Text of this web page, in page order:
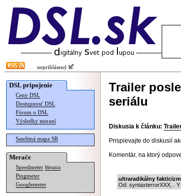
neprihlásený
DSL pripojenie
Ceny DSL
Dostupnosť DSL
Fórum o DSL
Výsledky meraní
Satelitná mapa SR
Merače
Speedmeter Merania
Pingmeter
Googlemeter
Trailer
seriálu
Diskusia k článku:
Prispievajte do diskusií
Komentár, na ktorý
ultraradikálny
Od: syntaxterrorXXX, .